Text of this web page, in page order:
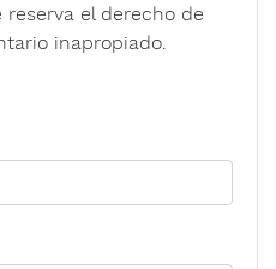
reserva el derecho de
inapropiado.